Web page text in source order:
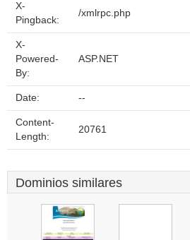
X-
Pingback:
/xmlrpc.php
X-
Powered-
By:
ASP.NET
Date: --
Content-
Length:
20761
Dominios similares